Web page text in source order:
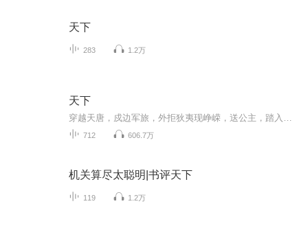
天下
283 1.2万
天下
712 606.7万
机关算尽太聪明|书评天下
119 1.2万